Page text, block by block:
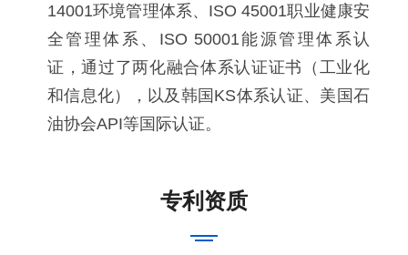
14001环境管理体系、ISO 45001职业健康安
全管理体系、ISO 50001能源管理体系认
证，通过了两化融合体系认证证书（工业化
和信息化），以及韩国KS体系认证、美国石
油协会API等国际认证。
专利资质